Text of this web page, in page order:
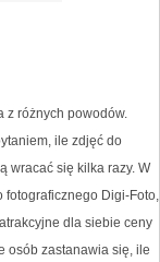
z różnych powodów.
ile zdjęć do
wracać się kilka razy. W
fotograficznego Digi-Foto,
dla siebie ceny
osób zastanawia się, ile